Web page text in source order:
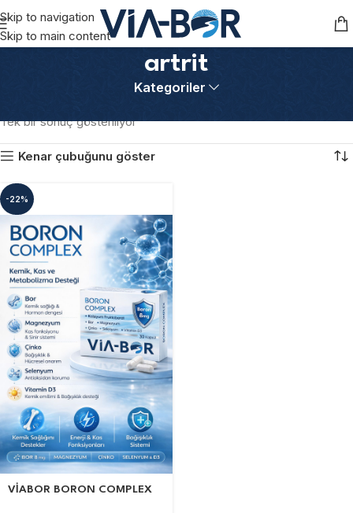
Skip to navigation
Skip to main content
artrit
Kategoriler
Tek bir sonuç gösteriliyor
Kenar çubuğunu göster
-22%
VİABOR BORON COMPLEX